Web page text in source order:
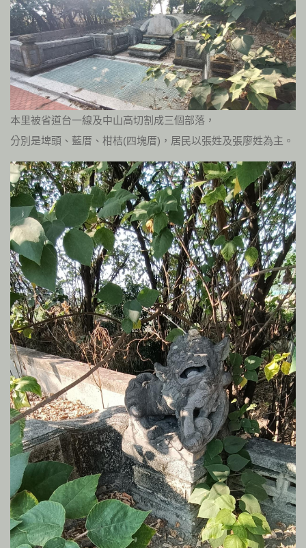
本里被省道台一線及中山高切割成三個部落，
分別是埤頭、藍厝、柑桔(四塊厝)，居民以張姓及張廖姓為主。